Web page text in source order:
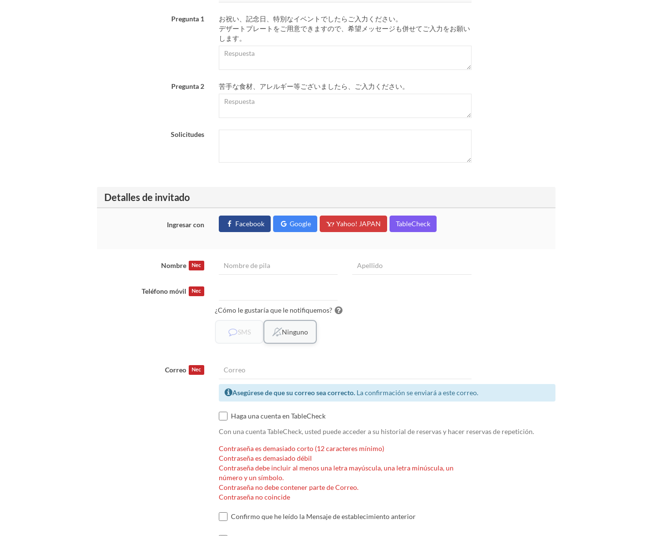
Pregunta 1
お祝い、記念日、特別なイベントでしたらご入力ください。
デザートプレートをご用意できますので、希望メッセージも併せてご入力をお願い
します。
Pregunta 2 苦手な食材、アレルギー等ございましたら、ご入力ください。
Solicitudes
Detalles de invitado
Ingresar con Facebook Google Yahoo! JAPAN TableCheck
Nombre Nec
Teléfono móvil Nec
¿Cómo le gustaría que le notifiquemos?
SMS Ninguno
Correo Nec
Asegúrese de que su correo sea correcto.La confirmación se enviará a este correo.
Haga una cuenta en TableCheck
Con una cuenta TableCheck, usted puede acceder a su historial de reservas y hacer reservas de repetición.
Contraseña es demasiado corto (12 caracteres mínimo)
Contraseña es demasiado débil
Contraseña debe incluir al menos una letra mayúscula, una letra minúscula, un
número y un símbolo.
Contraseña no debe contener parte de Correo.
Contraseña no coincide
Confirmo que he leído la Mensaje de establecimiento anterior